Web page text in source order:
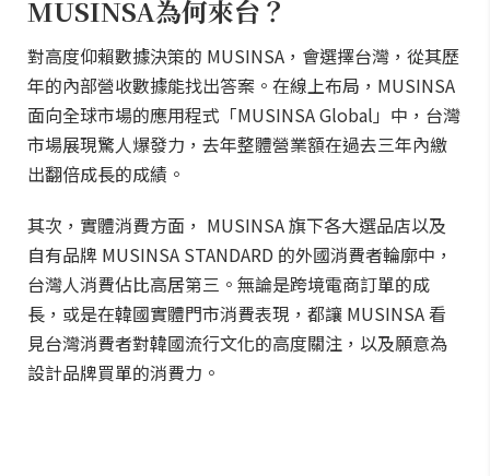
MUSINSA為何來台？
對高度仰賴數據決策的 MUSINSA，會選擇台灣，從其歷
年的內部營收數據能找出答案。在線上布局，MUSINSA
面向全球市場的應用程式「MUSINSA Global」中，台灣
市場展現驚人爆發力，去年整體營業額在過去三年內繳
出翻倍成長的成績。
其次，實體消費方面， MUSINSA 旗下各大選品店以及
自有品牌 MUSINSA STANDARD 的外國消費者輪廓中，
台灣人消費佔比高居第三。無論是跨境電商訂單的成
長，或是在韓國實體門市消費表現，都讓 MUSINSA 看
見台灣消費者對韓國流行文化的高度關注，以及願意為
設計品牌買單的消費力。